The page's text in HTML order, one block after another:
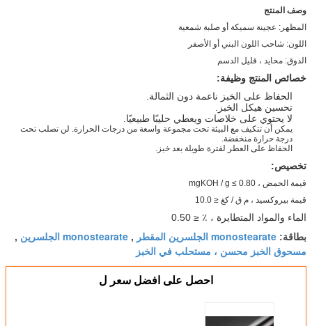
وصف المنتج
المظهر: عجينة سميكة أو صلبة شمعية
اللون: شاحب اللون البني أو الأصفر
الذوق: محايد ، قليل الدسم
خصائص المنتج وظيفة:
الحفاظ على الخبز ناعمة دون الثمالة.
تحسين هيكل الخبز.
لا يحتوي على خلاصات ويعطي حليبًا طبيعيًا.
يمكن أن تتكيف مع البيئة تحت مجموعة واسعة من درجات الحرارة. لن تصلب تحت
درجة حرارة منخفضة.
الحفاظ على العطر لفترة طويلة بعد خبز.
تخصيص:
قيمة الحمض ، mgKOH / g ≤ 0.80
قيمة بيروكسيد ، م ق / كغ ≤ 10.0
الماء والمواد المتطايرة ، ٪ ≤ 0.50
بطاقة: monostearate الجلسرين المقطر , monostearate الجلسرين ,
مسحوق الخبز محسن ، مستحلب في الخبز
احصل على افضل سعر ل